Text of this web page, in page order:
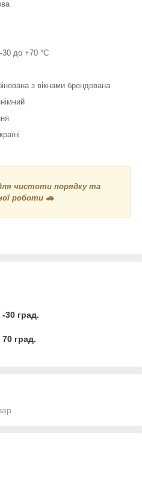
30 до +70 °С
з вікнами брендована
чистоти порядку та
роботи 🚗
-30 град.
70 град.